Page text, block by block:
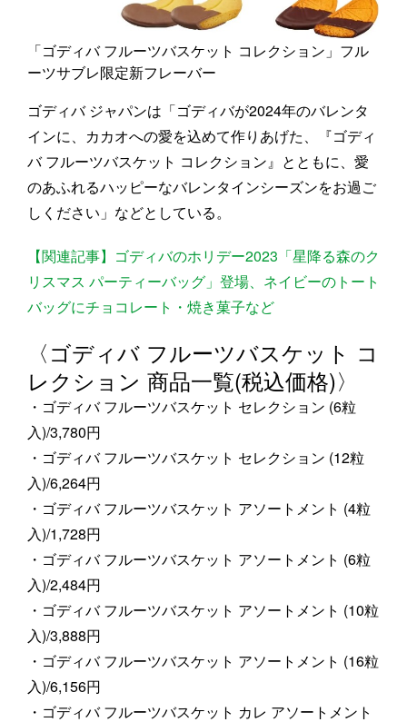
「ゴディバ フルーツバスケット コレクション」フル
ーツサブレ限定新フレーバー
ゴディバ ジャパンは「ゴディバが2024年のバレンタ
インに、カカオへの愛を込めて作りあげた、『ゴディ
バ フルーツバスケット コレクション』とともに、愛
のあふれるハッピーなバレンタインシーズンをお過ご
しください」などとしている。
【関連記事】ゴディバのホリデー2023「星降る森のク
リスマス パーティーバッグ」登場、ネイビーのトート
バッグにチョコレート・焼き菓子など
〈ゴディバ フルーツバスケット コ
レクション 商品一覧(税込価格)〉
・ゴディバ フルーツバスケット セレクション (6粒
入)/3,780円
・ゴディバ フルーツバスケット セレクション (12粒
入)/6,264円
・ゴディバ フルーツバスケット アソートメント (4粒
入)/1,728円
・ゴディバ フルーツバスケット アソートメント (6粒
入)/2,484円
・ゴディバ フルーツバスケット アソートメント (10粒
入)/3,888円
・ゴディバ フルーツバスケット アソートメント (16粒
入)/6,156円
・ゴディバ フルーツバスケット カレ アソートメント